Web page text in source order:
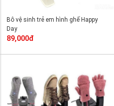
Bô vệ sinh trẻ em hình ghế Happy
Day
89,000đ